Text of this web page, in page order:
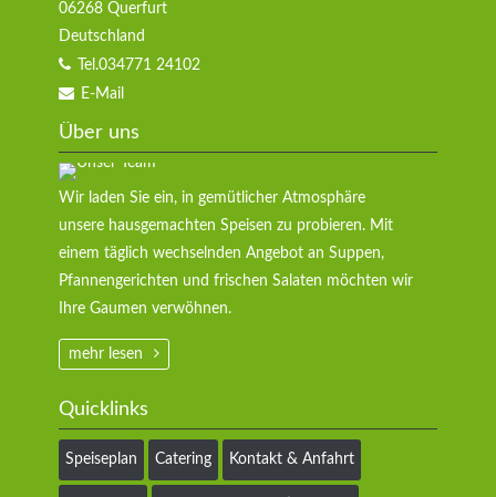
06268 Querfurt
Deutschland
Tel.034771 24102
E-Mail
Über uns
Wir laden Sie ein, in gemütlicher Atmosphäre
unsere hausgemachten Speisen zu probieren. Mit
einem täglich wechselnden Angebot an Suppen,
Pfannengerichten und frischen Salaten möchten wir
Ihre Gaumen verwöhnen.
mehr lesen
Quicklinks
Navigation
überspringen
Speiseplan Catering Kontakt & Anfahrt